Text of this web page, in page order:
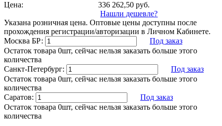
Цена: 336 262,50руб.
Нашли дешевле?
Указана розничная цена. Оптовые цены доступны после
прохождения регистрации/авторизации в Личном Кабинете.
Москва БР:
Под заказ
Остаток товара 0шт, сейчас нельзя заказать больше этого
количества
Санкт-Петербург:
Под заказ
Остаток товара 0шт, сейчас нельзя заказать больше этого
количества
Саратов:
Под заказ
Остаток товара 0шт, сейчас нельзя заказать больше этого
количества